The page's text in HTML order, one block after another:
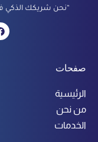
“نحن شريكك الذكي
صفحات
الرئيسية
من نحن
الخدمات